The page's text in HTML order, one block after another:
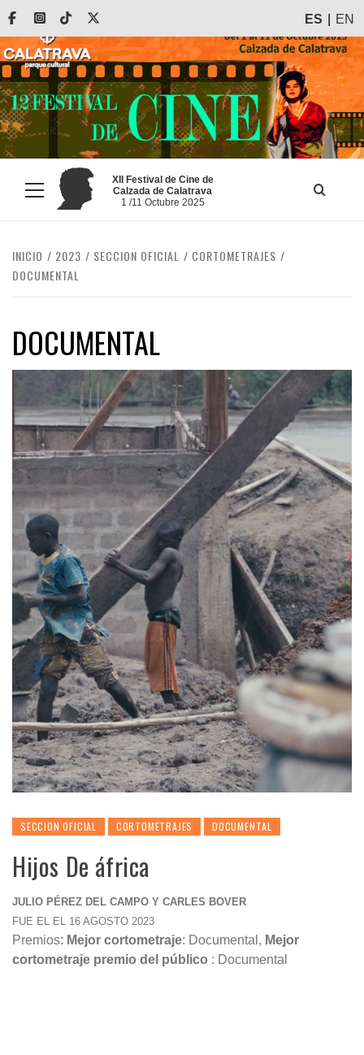
Saltar
contenido
FacebookInstagram
Tiktok ES EN
Menú
principal
XII Festival de Cine de
Calzada de Calatrava
1 /11 Octubre 2025
INICIO 2023 SECCION OFICIAL
CORTOMETRAJES
DOCUMENTAL
DOCUMENTAL
SECCION OFICIAL CORTOMETRAJES DOCUMENTAL
Hijos De áfrica
JULIO PÉREZ DEL CAMPO Y CARLES BOVER
FUE EL EL 16 AGOSTO 2023
Premios: Mejor cortometraje: Documental, Mejor
cortometraje premio del público : Documental